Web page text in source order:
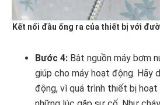
Kết nối đầu ống ra của thiết bị với
Bước 4: Bật nguồn máy bơm
giúp cho máy hoạt động. Hãy
động, vì quá trình thiết bị hoạt